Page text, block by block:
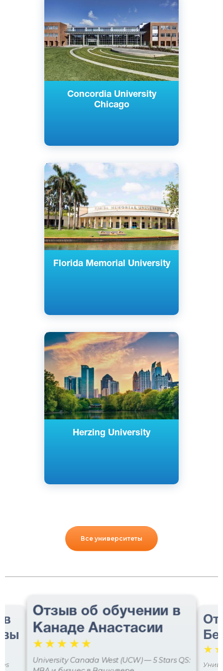
Concordia University
Chicago
Florida Memorial University
Английский
Майами-Гарденс, Флорида, США
Частный
Herzing University
Английский
Милуоки, США
Частный
Все университеты
в
Отзыв об обучении в
Канаде Анастасии
☆☆☆ ☆☆
University Canada West (UCW) — 5 Stars QS:
☆